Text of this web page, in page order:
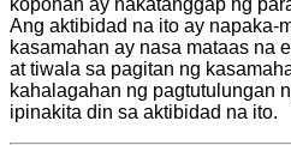
koponan ay nakatanggap ng
Ang aktibidad na ito ay napaka-
kasamahan ay nasa mataas na
at tiwala sa pagitan ng
kahalagahan ng pagtutulungan
ipinakita din sa aktibidad na ito.